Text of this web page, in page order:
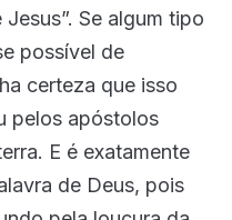
Se algum tipo
possível de
certeza que isso
pelos apóstolos
E é exatamente
de Deus, pois